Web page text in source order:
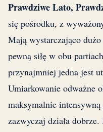
Prawdziwe Lato,
się pośrodku, z
Mają wystarczająco
pewną siłę w obu
przynajmniej jedna jest
Umiarkowanie odważne
maksymalnie
zazwyczaj działa